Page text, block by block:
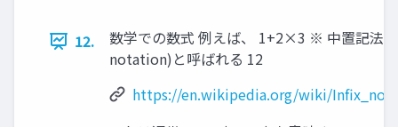
12.
数学での数式 例えば、 1+2×3 ※ 中置記法
notation)と呼ばれる 12
https://en.wikipedia.org/wiki/